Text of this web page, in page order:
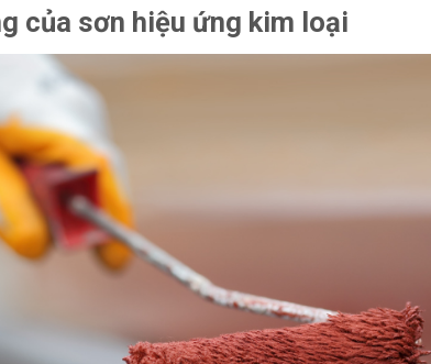
của sơn hiệu ứng kim loại